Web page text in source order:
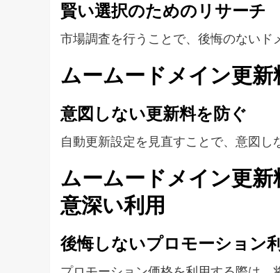
賢い選択のためのリサーチ
市場調査を行うことで、後悔のないド
ムームードメイン更
意図しない更新料を防ぐ
自動更新設定を見直すことで、意図し
ムームードメイン更
意深い利用
後悔しないプロモーション